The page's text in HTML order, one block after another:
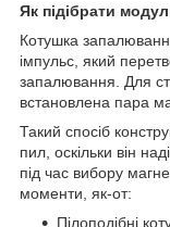
Як підібрати
Котушка
імпульс, який
запалювання. Для
встановлена пара
Такий спосіб
пил, оскільки він
під час вибору
моменти, як-от:
Пілоподібні